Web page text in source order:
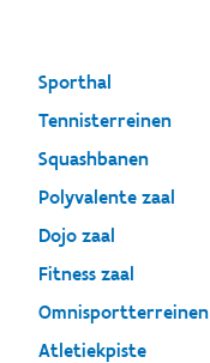
Sporthal
Tennisterreinen
Squashbanen
Polyvalente zaal
Dojo zaal
Fitness zaal
Omnisportterreinen
Atletiekpiste